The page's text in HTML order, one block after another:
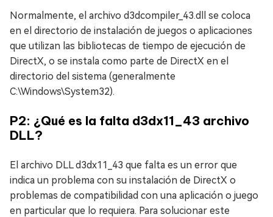
Normalmente, el archivo d3dcompiler_43.dll se coloca
en el directorio de instalación de juegos o aplicaciones
que utilizan las bibliotecas de tiempo de ejecución de
DirectX, o se instala como parte de DirectX en el
directorio del sistema (generalmente
C:\Windows\System32).
P2: ¿Qué es la falta d3dx11_43 archivo
DLL?
El archivo DLL d3dx11_43 que falta es un error que
indica un problema con su instalación de DirectX o
problemas de compatibilidad con una aplicación o juego
en particular que lo requiera. Para solucionar este